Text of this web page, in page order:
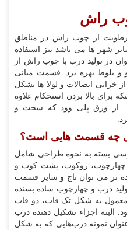
راش
رطوبت از چوب راش در مناطق
شهر ها می باشد نیز استفاده
در تولید درب با چوب راش از
و بلوط بهره برد. قسمت میانی
اتصالات و لولا ها بشکل
بالا بردن استحکام علاوه
بر استفاده از ورق MDF وHDF از ورق پلی وود که سخت و
چه قسمت هایی است؟
بسته به نحوه طراحی شامل
چهارچوب، روکوب، پشت کوب و
تر می توان تاج و سایر قسمت
درب و چهارچوب ساده بسنده
به شکل تک قاب، دو قاب
اجزاء تشکیل دهنده درب
نمونه درب‌هایی که به شکل